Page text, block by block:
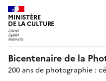
MINISTÈRE
DE LA CULTURE
Bicentenaire de la
200 ans de photographie :